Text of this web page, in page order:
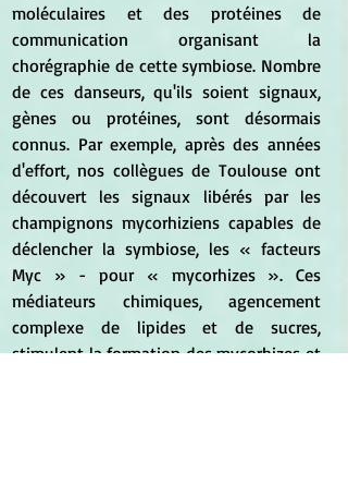
moléculaires et des protéines de
communication organisant la
chorégraphie de cette symbiose. Nombre
de ces danseurs, qu'ils soient signaux,
gènes ou protéines, sont désormais
connus. Par exemple, après des années
d'effort, nos collègues de Toulouse ont
découvert les signaux libérés par les
champignons mycorhiziens capables de
déclencher la symbiose, les « facteurs
Myc » - pour « mycorhizes ». Ces
médiateurs chimiques, agencement
complexe de lipides et de sucres,
stimulent la formation des mycorhizes et